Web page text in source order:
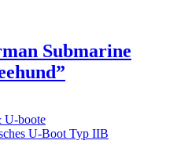
Submarine
U-boote